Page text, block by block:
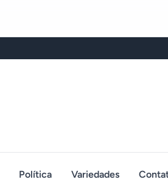
Política Variedades